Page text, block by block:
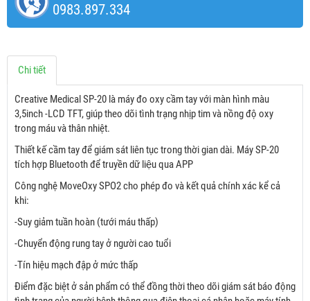
0983.897.334
Chi tiết
Creative Medical SP-20 là máy đo oxy cầm tay với màn hình màu
3,5inch -LCD TFT, giúp theo dõi tình trạng nhịp tim và nồng độ oxy
trong máu và thân nhiệt.
Thiết kế cầm tay để giám sát liên tục trong thời gian dài. Máy SP-20
tích hợp Bluetooth để truyền dữ liệu qua APP
Công nghệ MoveOxy SPO2 cho phép đo và kết quả chính xác kể cả
khi:
-Suy giảm tuần hoàn (tưới máu thấp)
-Chuyển động rung tay ở người cao tuổi
-Tín hiệu mạch đập ở mức thấp
Điểm đặc biệt ở sản phẩm có thể đồng thời theo dõi giám sát báo động